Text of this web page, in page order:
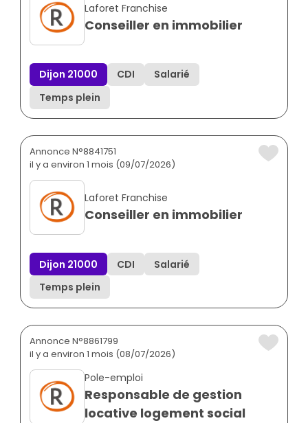
Laforet Franchise
Conseiller en immobilier
Dijon 21000 CDI
Salarié
Temps plein
Annonce N°8841751
il y a environ 1 mois (09/07/2026)
Laforet Franchise
Conseiller en immobilier
Dijon 21000 CDI
Salarié
Temps plein
Annonce N°8861799
il y a environ 1 mois (08/07/2026)
Pole-emploi
Responsable de gestion
locative logement social